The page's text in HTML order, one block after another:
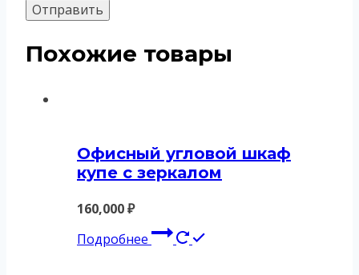
Похожие товары
Офисный угловой шкаф
купе с зеркалом
160,000₽
Подробнее